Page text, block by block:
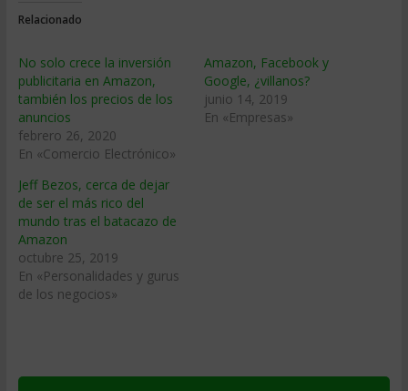
Relacionado
No solo crece la inversión
publicitaria en Amazon,
también los precios de los
anuncios
febrero 26, 2020
En «Comercio Electrónico»
Amazon, Facebook y
Google, ¿villanos?
junio 14, 2019
En «Empresas»
Jeff Bezos, cerca de dejar
de ser el más rico del
mundo tras el batacazo de
Amazon
octubre 25, 2019
En «Personalidades y gurus
de los negocios»